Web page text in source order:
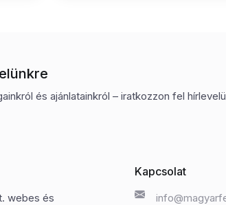
és ajánlatainkról – iratkozzon fel
webes és
Kapcsolat